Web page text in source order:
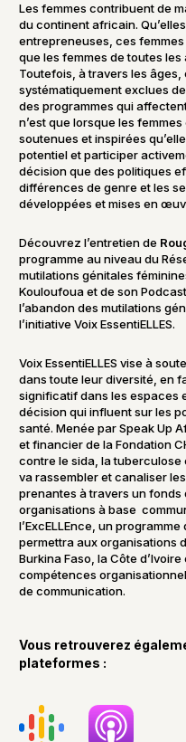
Les femmes contribuent de
du continent africain.
entrepreneuses, ces
que les femmes de toutes
Toutefois, à travers les âges,
systématiquement exclues
des programmes qui
n’est que lorsque les
soutenues et inspirées
potentiel et participer
décision que des politiques
différences de genre et les
développées et mises en
Découvrez l’entretien de
programme au niveau du
mutilations génitales
Kouloufoua et de son
l’abandon des mutilations
l’initiative Voix EssentiELLES.
Voix EssentiELLES vise à
dans toute leur diversité, en
significatif dans les espaces
décision qui influent sur les
santé. Menée par Speak Up
et financier de la Fondation
contre le sida, la tuberculose
va rassembler et canaliser
prenantes à travers un fonds
organisations à base
l’ExcELLEnce, un
permettra aux organisations
Burkina Faso, la Côte
compétences
de communication.
Vous retrouverez
plateformes :